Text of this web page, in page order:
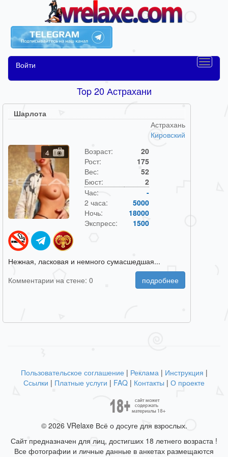
Войти
Top 20 Астрахани
Шарлота
Астрахань
Кировский
4
Возраст:
20
Рост:
175
Вес:
52
Бюст:
2
Час:
-
2 часа:
5000
Ночь:
18000
Экспресс:
1500
Нежная, ласковая и немного сумасшедшая...
Комментарии на стене: 0
подробнее
Пользовательское соглашение | Реклама| Инструкция |
Ссылки | Платные услуги | FAQ | Контакты | О проекте
© 2026 VRelaxe Всё о досуге для взрослых.
Сайт предназначен для лиц, достигших 18 летнего возраста !
Все фотографии и личные данные в анкетах размещаются